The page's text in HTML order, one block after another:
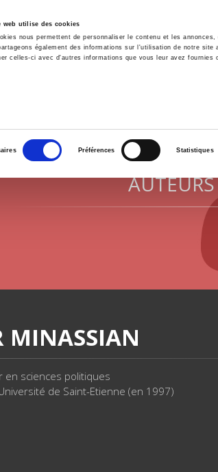
web utilise des cookies
nous permettent de personnaliser le contenu et les
également des informations sur l'utilisation de notre
celles-ci avec d'autres informations que vous leur avez
Préférences Statistiques
Accueil
MINASSIAN
en sciences politiques
de Saint-Etienne (en 1997)